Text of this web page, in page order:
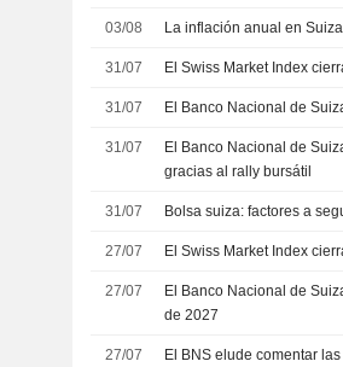
03/08 La inflación anual en
31/07 El Swiss Market Index
31/07 El Banco Nacional de
31/07
El Banco Nacional de
gracias al rally bursátil
31/07 Bolsa suiza: factores a
27/07 El Swiss Market Index
27/07
El Banco Nacional de
de 2027
27/07
El BNS elude comentar